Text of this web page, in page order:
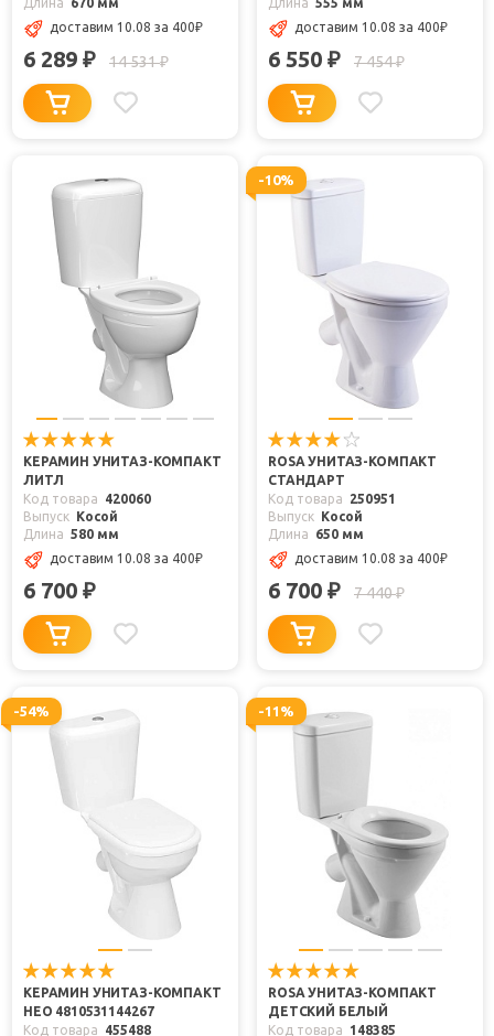
доставим 10.08 за 400₽
6 289 ₽ 14 531₽
доставим 10.08 за 400₽
6 550 ₽ 7 454₽
КЕРАМИН УНИТАЗ-КОМПАКТ
ЛИТЛ
Код товара
420060
Выпуск Косой
Длина 580 мм
доставим 10.08 за 400₽
6 700 ₽
-10%
ROSA УНИТАЗ-КОМПАКТ
СТАНДАРТ
Код товара
250951
Выпуск Косой
Длина
650 мм
доставим 10.08 за 400₽
6 700 ₽ 7 440₽
-54%
КЕРАМИН УНИТАЗ-КОМПАКТ
НЕО 4810531144267
Код товара
455488
-11%
ROSA УНИТАЗ-КОМПАКТ
ДЕТСКИЙ БЕЛЫЙ
Код товара
148385